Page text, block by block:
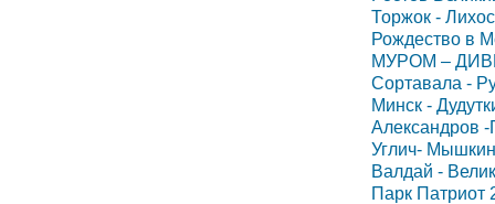
Торжок -
Рождество в
МУРОМ –
Сортавала -
Минск -
Александров
Углич-
Валдай -
Парк Патриот